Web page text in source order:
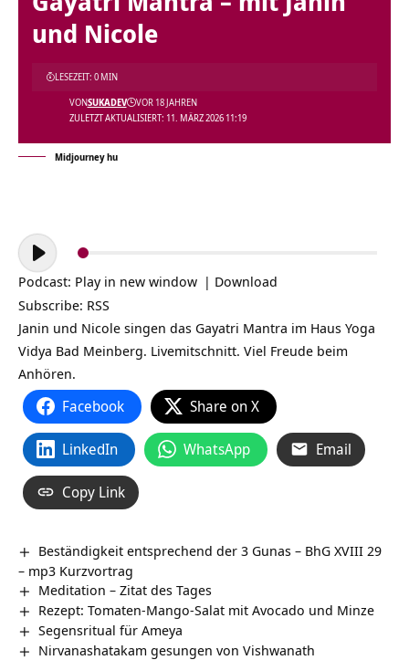
und Nicole
ZULETZT AKTUALISIERT: 11. MÄRZ 2026 11:19
VONSUKADEV VOR 18 JAHREN
LESEZEIT: 0 MIN
Midjourney hu
Audio-
Player
Podcast: Play in new window | Download
Subscribe: RSS
Janin und Nicole singen das Gayatri Mantra im Haus Yoga
Vidya Bad Meinberg. Livemitschnitt. Viel Freude beim
Anhören.
Facebook Share on X
LinkedIn WhatsApp Email
Copy Link
Beständigkeit entsprechend der 3 Gunas – BhG XVIII 29
– mp3 Kurzvortrag
Meditation – Zitat des Tages
Rezept: Tomaten-Mango-Salat mit Avocado und Minze
Segensritual für Ameya
Nirvanashatakam gesungen von Vishwanath